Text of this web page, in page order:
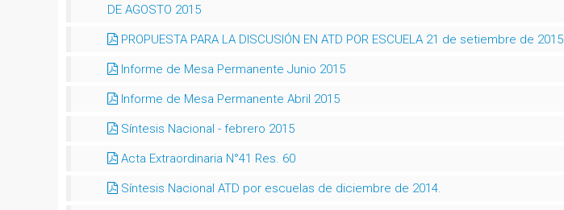
DE AGOSTO 2015
PROPUESTA PARA LA DISCUSIÓN EN ATD POR ESCUELA 21 de setiembre de 2015
Informe de Mesa Permanente Junio 2015
Informe de Mesa Permanente Abril 2015
Síntesis Nacional - febrero 2015
Acta Extraordinaria N°41 Res. 60
Síntesis Nacional ATD por escuelas de diciembre de 2014.